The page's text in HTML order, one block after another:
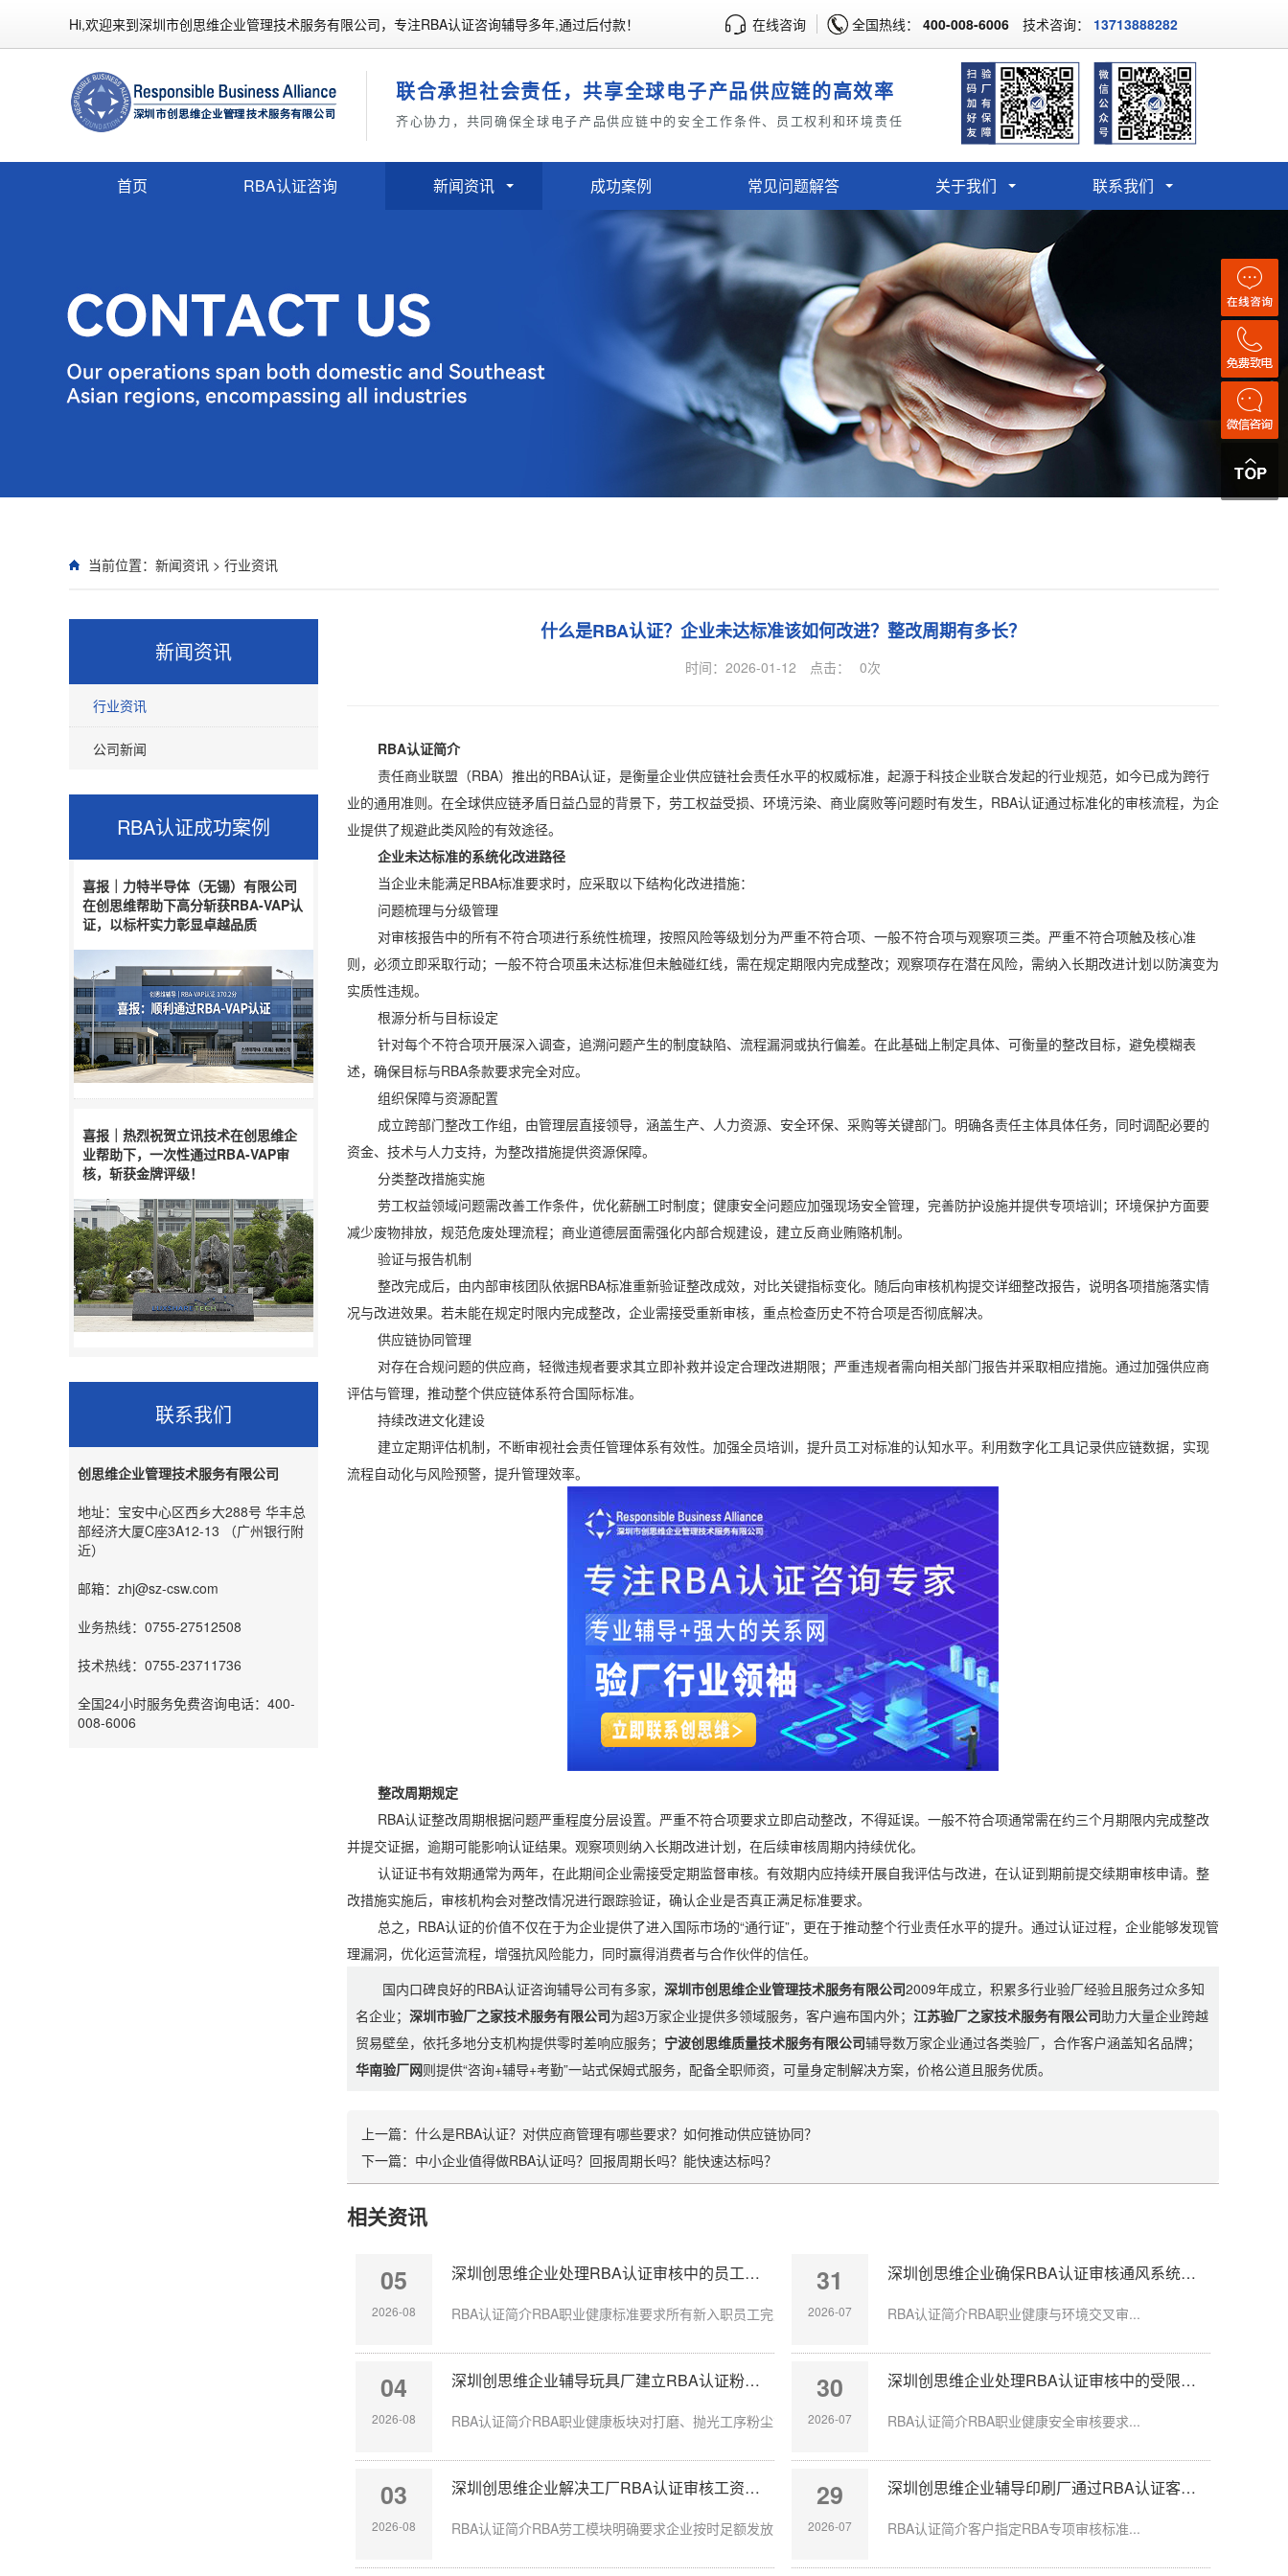
Hi,欢迎来到深圳市创思维企业管理技术服务有限公司，专注RBA认证咨询辅导多年,通过后付款！ 在线咨询 全国热线： 400-008-6006 技术咨询： 13713888282
联合承担社会责任，共享全球电子产品供应链的高效率
齐心协力，共同确保全球电子产品供应链中的安全工作条件、员工权利和环境责任
首页 RBA认证咨询 新闻资讯 成功案例 常见问题解答 关于我们 联系我们
当前位置： 新闻资讯 > 行业资讯
新闻资讯
行业资讯
公司新闻
RBA认证成功案例
喜报｜力特半导体（无锡）有限公司
在创思维帮助下高分斩获RBA-VAP认
证，以标杆实力彰显卓越品质
喜报｜热烈祝贺立讯技术在创思维企
业帮助下，一次性通过RBA-VAP审
核，斩获金牌评级！
联系我们
创思维企业管理技术服务有限公司
地址：宝安中心区西乡大288号 华丰总
部经济大厦C座3A12-13 （广州银行附
近）
邮箱：zhj@sz-csw.com
业务热线：0755-27512508
技术热线：0755-23711736
全国24小时服务免费咨询电话：400-
008-6006
什么是RBA认证？企业未达标准该如何改进？整改周期有多长？
时间：2026-01-12 点击： 0次
RBA认证简介
责任商业联盟（RBA）推出的RBA认证，是衡量企业供应链社会责任水平的权威标准，起源于科技企业联合发起的行业规范，如今已成为跨行
业的通用准则。在全球供应链矛盾日益凸显的背景下，劳工权益受损、环境污染、商业腐败等问题时有发生，RBA认证通过标准化的审核流程，为企
业提供了规避此类风险的有效途径。
企业未达标准的系统化改进路径
当企业未能满足RBA标准要求时，应采取以下结构化改进措施：
问题梳理与分级管理
对审核报告中的所有不符合项进行系统性梳理，按照风险等级划分为严重不符合项、一般不符合项与观察项三类。严重不符合项触及核心准
则，必须立即采取行动；一般不符合项虽未达标准但未触碰红线，需在规定期限内完成整改；观察项存在潜在风险，需纳入长期改进计划以防演变为
实质性违规。
根源分析与目标设定
针对每个不符合项开展深入调查，追溯问题产生的制度缺陷、流程漏洞或执行偏差。在此基础上制定具体、可衡量的整改目标，避免模糊表
述，确保目标与RBA条款要求完全对应。
组织保障与资源配置
成立跨部门整改工作组，由管理层直接领导，涵盖生产、人力资源、安全环保、采购等关键部门。明确各责任主体具体任务，同时调配必要的
资金、技术与人力支持，为整改措施提供资源保障。
分类整改措施实施
劳工权益领域问题需改善工作条件，优化薪酬工时制度；健康安全问题应加强现场安全管理，完善防护设施并提供专项培训；环境保护方面要
减少废物排放，规范危废处理流程；商业道德层面需强化内部合规建设，建立反商业贿赂机制。
验证与报告机制
整改完成后，由内部审核团队依据RBA标准重新验证整改成效，对比关键指标变化。随后向审核机构提交详细整改报告，说明各项措施落实情
况与改进效果。若未能在规定时限内完成整改，企业需接受重新审核，重点检查历史不符合项是否彻底解决。
供应链协同管理
对存在合规问题的供应商，轻微违规者要求其立即补救并设定合理改进期限；严重违规者需向相关部门报告并采取相应措施。通过加强供应商
评估与管理，推动整个供应链体系符合国际标准。
持续改进文化建设
建立定期评估机制，不断审视社会责任管理体系有效性。加强全员培训，提升员工对标准的认知水平。利用数字化工具记录供应链数据，实现
流程自动化与风险预警，提升管理效率。
整改周期规定
RBA认证整改周期根据问题严重程度分层设置。严重不符合项要求立即启动整改，不得延误。一般不符合项通常需在约三个月期限内完成整改
并提交证据，逾期可能影响认证结果。观察项则纳入长期改进计划，在后续审核周期内持续优化。
认证证书有效期通常为两年，在此期间企业需接受定期监督审核。有效期内应持续开展自我评估与改进，在认证到期前提交续期审核申请。整
改措施实施后，审核机构会对整改情况进行跟踪验证，确认企业是否真正满足标准要求。
总之，RBA认证的价值不仅在于为企业提供了进入国际市场的“通行证”，更在于推动整个行业责任水平的提升。通过认证过程，企业能够发现管
理漏洞，优化运营流程，增强抗风险能力，同时赢得消费者与合作伙伴的信任。
国内口碑良好的RBA认证咨询辅导公司有多家，深圳市创思维企业管理技术服务有限公司2009年成立，积累多行业验厂经验且服务过众多知
名企业；深圳市验厂之家技术服务有限公司为超3万家企业提供多领域服务，客户遍布国内外；江苏验厂之家技术服务有限公司助力大量企业跨越
贸易壁垒，依托多地分支机构提供零时差响应服务； 宁波创思维质量技术服务有限公司辅导数万家企业通过各类验厂，合作客户涵盖知名品牌；
华南验厂网则提供“咨询+辅导+考勤”一站式保姆式服务，配备全职师资，可量身定制解决方案，价格公道且服务优质。
上一篇： 什么是RBA认证？对供应商管理有哪些要求？如何推动供应链协同？
下一篇： 中小企业值得做RBA认证吗？回报周期长吗？能快速达标吗？
相关资讯
05
2026-08
深圳创思维企业处理RBA认证审核中的员工入职体检缺失
RBA认证简介RBA职业健康标准要求所有新入职员工完成岗前体检，涉粉尘、化学品、...
04
2026-08
深圳创思维企业辅导玩具厂建立RBA认证粉尘防护体系
RBA认证简介RBA职业健康板块对打磨、抛光工序粉尘管控要求严苛，玩具厂木塑、塑...
03
2026-08
深圳创思维企业解决工厂RBA认证审核工资发放延迟问题
RBA认证简介RBA劳工模块明确要求企业按时足额发放员工薪酬，发放周期、到账日期...
31
2026-07
深圳创思维企业确保RBA认证审核通风系统运行记录完整
RBA认证简介RBA职业健康与环境交叉审...
30
2026-07
深圳创思维企业处理RBA认证审核中的受限区域标识不清
RBA认证简介RBA职业健康安全审核要求...
29
2026-07
深圳创思维企业辅导印刷厂通过RBA认证客户指定审核
RBA认证简介客户指定RBA专项审核标准...